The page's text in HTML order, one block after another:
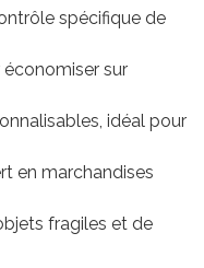
spécifique de
économiser sur
idéal pour
en marchandises
fragiles et de